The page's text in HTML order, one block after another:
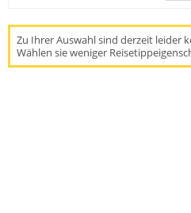
Zu Ihrer Auswahl sind derzeit leider
Wählen sie weniger